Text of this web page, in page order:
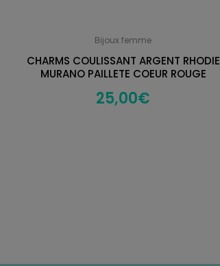
Bijoux femme
CHARMS COULISSANT ARGENT RHODIE
MURANO PAILLETE COEUR ROUGE
25,00€